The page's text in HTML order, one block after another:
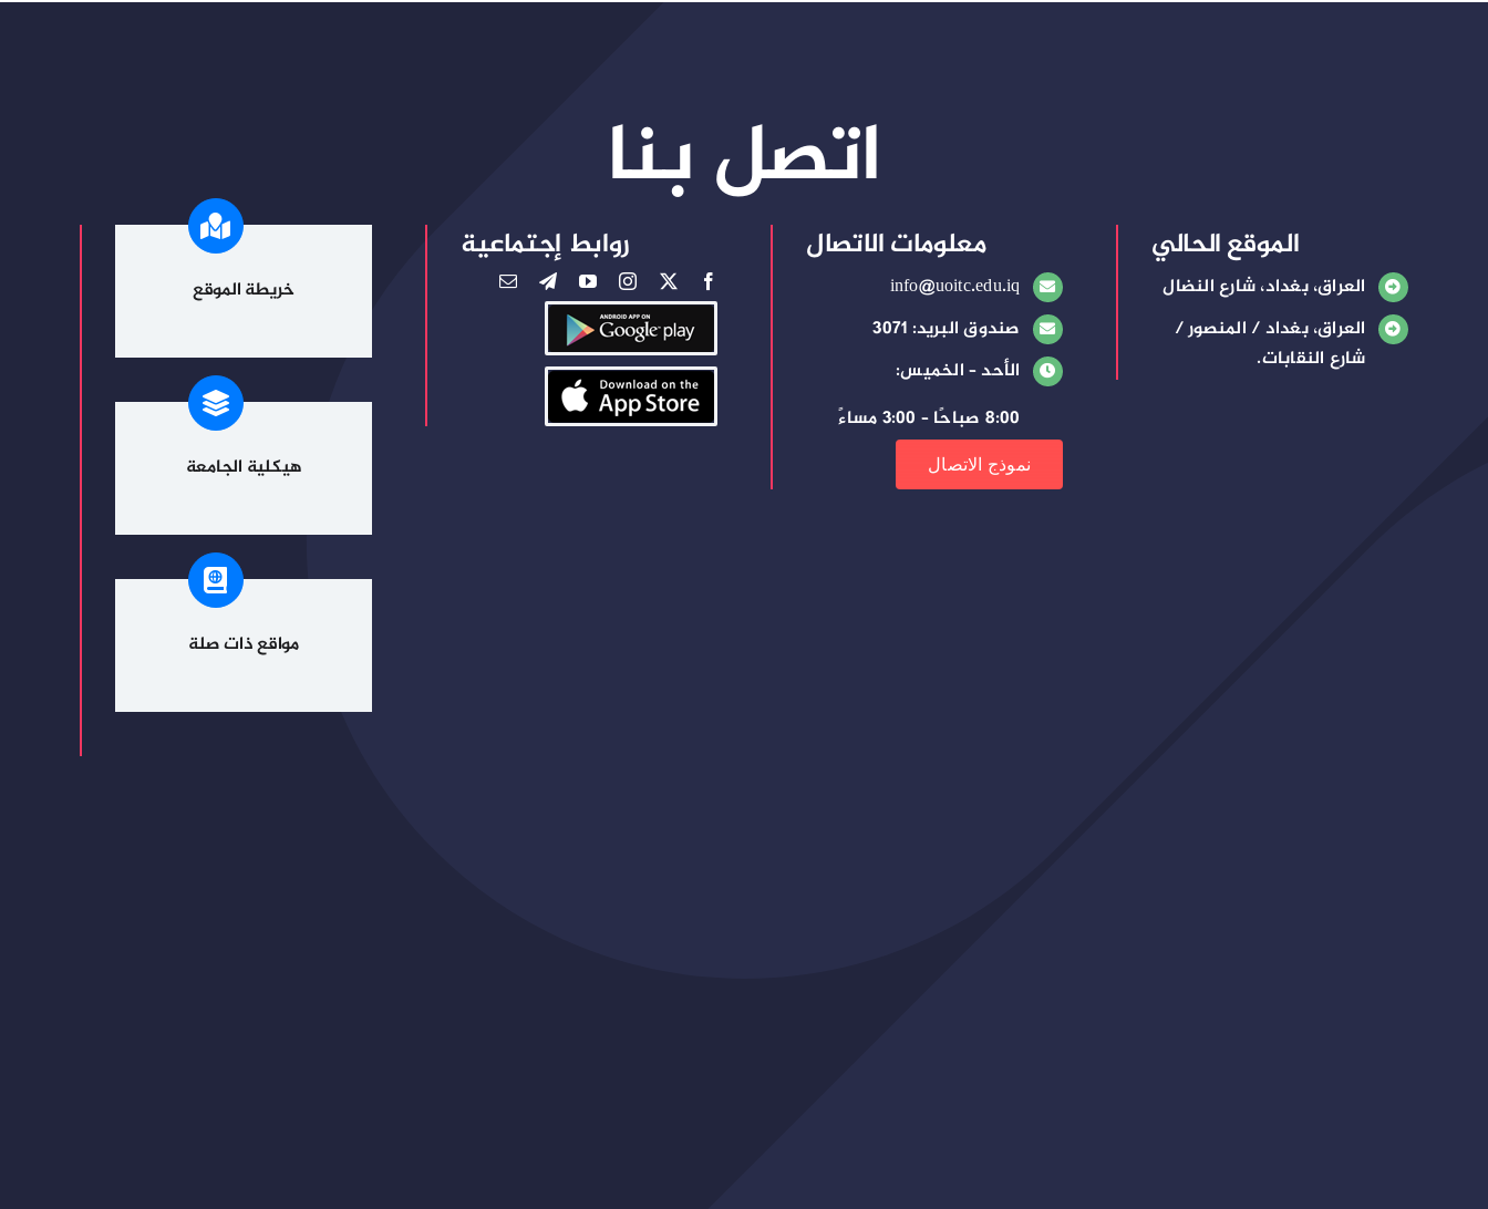
اتصل بنا
الموقع الحالي
العراق، بغداد، شارع النضال
العراق، بغداد / المنصور /
شارع النقابات.
معلومات الاتصال
info@uoitc.edu.iq
صندوق البريد: 3071
الأحد – الخميس:
8:00 صباحًا – 3:00 مساءً
نموذج الاتصال
روابط إجتماعية
خريطة الموقع
هيكلية الجامعة
مواقع ذات صلة